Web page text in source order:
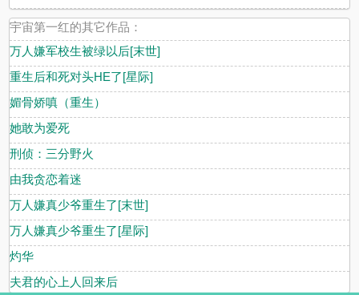
宇宙第一红的其它作品：
万人嫌军校生被绿以后[末世]
重生后和死对头HE了[星际]
媚骨娇嗔（重生）
她敢为爱死
刑侦：三分野火
由我贪恋着迷
万人嫌真少爷重生了[末世]
万人嫌真少爷重生了[星际]
灼华
夫君的心上人回来后